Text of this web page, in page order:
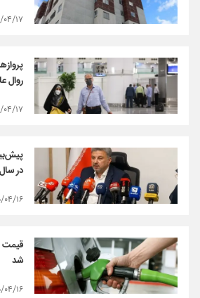
۱۴۰۵/
روال
۱۴۰۵/
در سال
۱۴۰۵/
قیمت
شد
۱۴۰۵/